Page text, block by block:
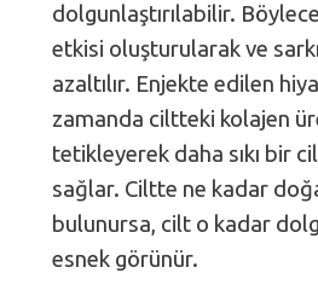
dolgunlaştırılabilir.
etkisi oluşturularak ve
azaltılır. Enjekte edilen
zamanda ciltteki kolajen
tetikleyerek daha sıkı bir
sağlar. Ciltte ne kadar
bulunursa, cilt o kadar
esnek görünür.